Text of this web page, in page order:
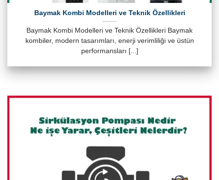
Baymak Kombi Modelleri ve Teknik Özellikleri
Baymak Kombi Modelleri ve Teknik Özellikleri Baymak
kombiler, modern tasarımları, enerji verimliliği ve üstün
performansları [...]